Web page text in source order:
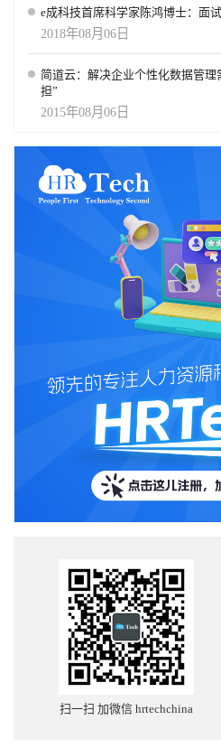
e成科技首席科学家陈鸿博士：面
2018年08月06日
简道云：解决企业个性化数据管理
担”
2015年08月06日
扫一扫 加微信 hrtechchina